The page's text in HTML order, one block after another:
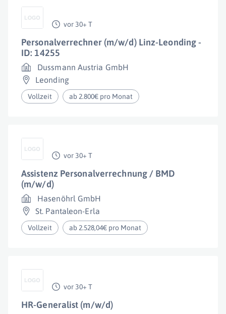
vor 30+ T
Personalverrechner (m/w/d) Linz-Leonding -
ID: 14255
Dussmann Austria GmbH
Leonding
Vollzeit ab 2.800€ pro Monat
vor 30+ T
Assistenz Personalverrechnung / BMD
(m/w/d)
Hasenöhrl GmbH
St. Pantaleon-Erla
Vollzeit ab 2.528,04€ pro Monat
vor 30+ T
HR-Generalist (m/w/d)